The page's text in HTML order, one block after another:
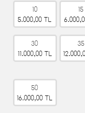
10
5.000,00 TL
15
30
11.000,00 TL
35
50
16.000,00 TL